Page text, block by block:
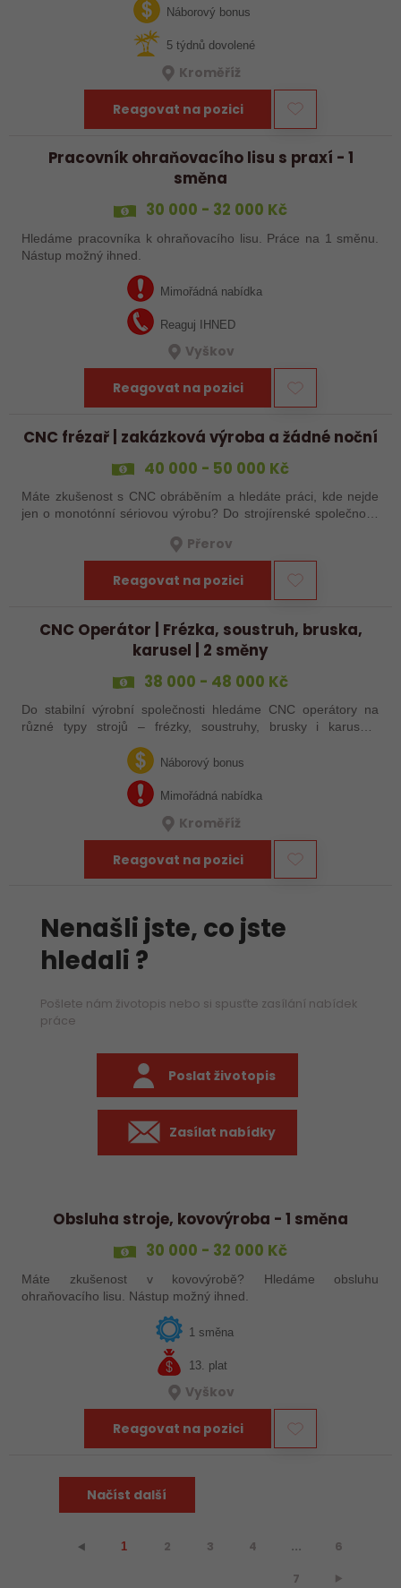
abys už někdy pracoval…Náborový bonus
5 týdnů dovolené
Kroměříž
Reagovat na pozici
Pracovník ohraňovacího lisu s praxí - 1
směna
30 000 - 32 000 Kč
Hledáme pracovníka k ohraňovacího lisu. Práce na 1 směnu.
Nástup možný ihned.
Mimořádná nabídka
Reaguj IHNED
Vyškov
Reagovat na pozici
CNC frézař | zakázková výroba a žádné noční
40 000 - 50 000 Kč
Máte zkušenost s CNC obráběním a hledáte práci, kde nejde
jen o monotónní sériovou výrobu? Do strojírenské společnosti
Přerov
Reagovat na pozici
CNC Operátor | Frézka, soustruh, bruska,
karusel | 2 směny
38 000 - 48 000 Kč
Do stabilní výrobní společnosti hledáme CNC operátory na
různé typy strojů – frézky, soustruhy, brusky i karusely.
technických oborů, kteří se…Náborový bonus
Mimořádná nabídka
Kroměříž
Reagovat na pozici
Nenašli jste, co jste
hledali ?
Pošlete nám životopis nebo si spusťte zasílání nabídek
práce
Poslat životopis
Zasílat nabídky
Obsluha stroje, kovovýroba - 1 směna
30 000 - 32 000 Kč
Máte zkušenost v kovovýrobě? Hledáme obsluhu
ohraňovacího lisu. Nástup možný ihned.
1 směna
13. plat
Vyškov
Reagovat na pozici
Načíst další
⯇ 1 2 3 4 ... 6
7 ⯈